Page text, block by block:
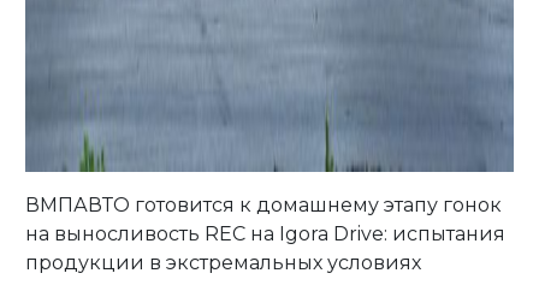
ВМПАВТО готовится к домашнему этапу гонок
на выносливость REC на Igora Drive: испытания
продукции в экстремальных условиях